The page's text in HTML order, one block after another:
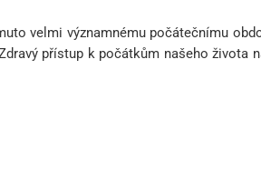
velmi významnému počátečnímu
přístup k počátkům našeho života